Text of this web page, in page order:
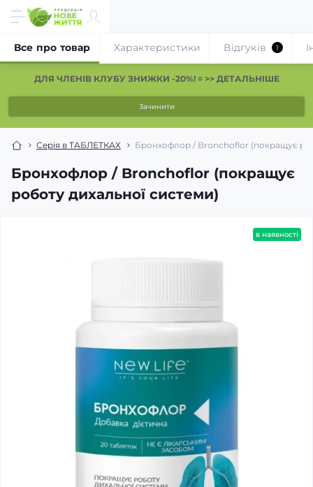
ДЛЯ ЧЛЕНІВ КЛУБУ ЗНИЖКИ -20%! = >> ДЕТАЛЬНІШЕ
Зачинити
Серія в ТАБЛЕТКАХ Бронхофлор / Bronchoflor (покращує
Бронхофлор / Bronchoflor (покращує
роботу дихальної системи)
Все про товар Характеристики Відгуків 1
в наявності